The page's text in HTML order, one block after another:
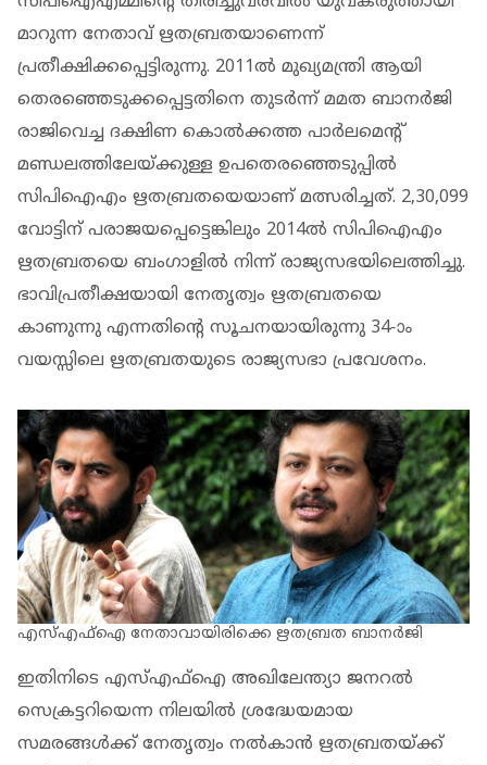
മാറുന്ന നേതാവ് ഋതബ്രതയാണെന്ന്
പ്രതീക്ഷിക്കപ്പെട്ടിരുന്നു. 2011ൽ മുഖ്യമന്ത്രി ആയി
തെരഞ്ഞെടുക്കപ്പെട്ടതിനെ തുടർന്ന് മമത ബാനർജി
രാജിവെച്ച ദക്ഷിണ കൊൽക്കത്ത പാർലമെൻ്റ്
മണ്ഡലത്തിലേയ്ക്കുള്ള ഉപതെരഞ്ഞെടുപ്പിൽ
സിപിഐഎം ഋതബ്രതയെയാണ് മത്സരിച്ചത്. 2,30,099
വോട്ടിന് പരാജയപ്പെട്ടെങ്കിലും 2014ൽ സിപിഐഎം
ഋതബ്രതയെ ബം​ഗാളിൽ നിന്ന് രാജ്യസഭയിലെത്തിച്ചു.
ഭാവിപ്രതീക്ഷയായി നേതൃത്വം ഋതബ്രതയെ
കാണുന്നു എന്നതിൻ്റെ സൂചനയായിരുന്നു 34-ാം
വയസ്സിലെ ഋതബ്രതയുടെ രാജ്യസഭാ പ്രവേശനം.
എസ്എഫ്ഐ നേതാവായിരിക്കെ ഋതബ്രത ബാനർജി
ഇതിനിടെ എസ്എഫ്ഐ അഖിലേന്ത്യാ ജനറൽ
സെക്രട്ടറിയെന്ന നിലയിൽ ശ്രദ്ധേയമായ
സമരങ്ങൾക്ക് നേതൃത്വം നൽകാൻ ഋതബ്രതയ്ക്ക്